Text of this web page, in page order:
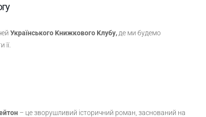
Українського Kнижкового Kлубу, де ми будемо
– це зворушливий історичний роман, заснований на